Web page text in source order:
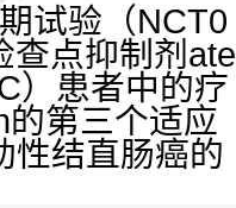
试验（NCT0
查点抑制剂ate
）患者中的疗
第三个适应
性结直肠癌的